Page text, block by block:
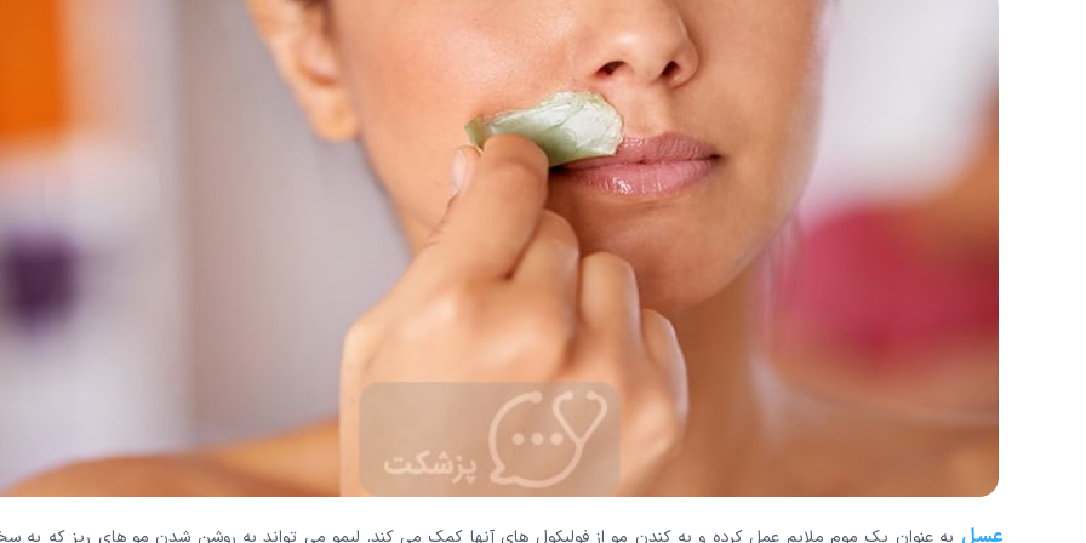
عسل به عنوان یک موم ملایم عمل کرده و به کندن مو از فولیکول های آنها کمک می کند. لیمو می تواند به روشن شدن مو های ریز که به